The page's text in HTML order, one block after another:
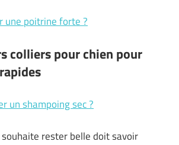
une poitrine forte ?
colliers pour chien pour
un shampoing sec ?
rester belle doit savoir